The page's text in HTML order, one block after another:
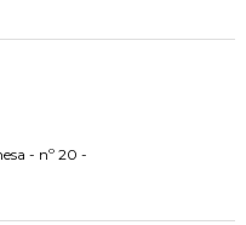
- nº 20 -